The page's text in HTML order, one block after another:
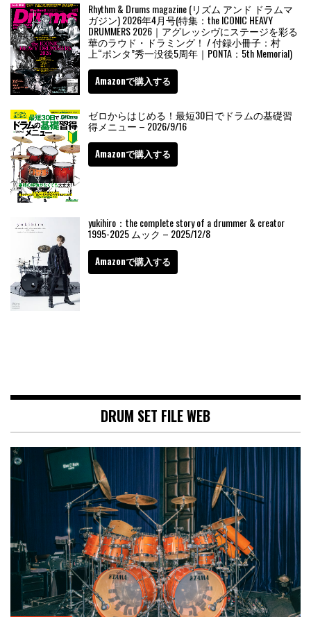
Rhythm & Drums magazine (リズム アンド ドラムマ
ガジン) 2026年4月号(特集：the ICONIC HEAVY
DRUMMERS 2026｜アグレッシヴにステージを彩る
華のラウド・ドラミング！ / 付録小冊子：村
上“ポンタ”秀一没後5周年｜PONTA：5th Memorial)
Amazonで購入する
ゼロからはじめる！最短30日でドラムの基礎習
得メニュー – 2026/9/16
Amazonで購入する
yukihiro：the complete story of a drummer & creator
1995-2025 ムック – 2025/12/8
Amazonで購入する
DRUM SET FILE WEB